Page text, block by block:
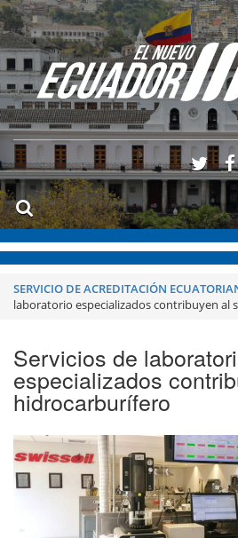
SERVICIO DE ACREDITACIÓN
laboratorio especializados contribuyen al
Servicios de
especializados
hidrocarburífero